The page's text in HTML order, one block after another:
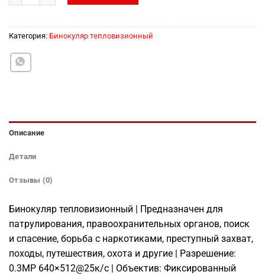
Категория: Бинокуляр тепловизионный
Описание
Детали
Отзывы (0)
Бинокуляр тепловизионный | Предназначен для
патрулирования, правоохранительных органов, поиск
и спасение, борьба с наркотиками, преступный захват,
походы, путешествия, охота и другие | Разрешение:
0.3MP 640×512@25к/с | Объектив: Фиксированный